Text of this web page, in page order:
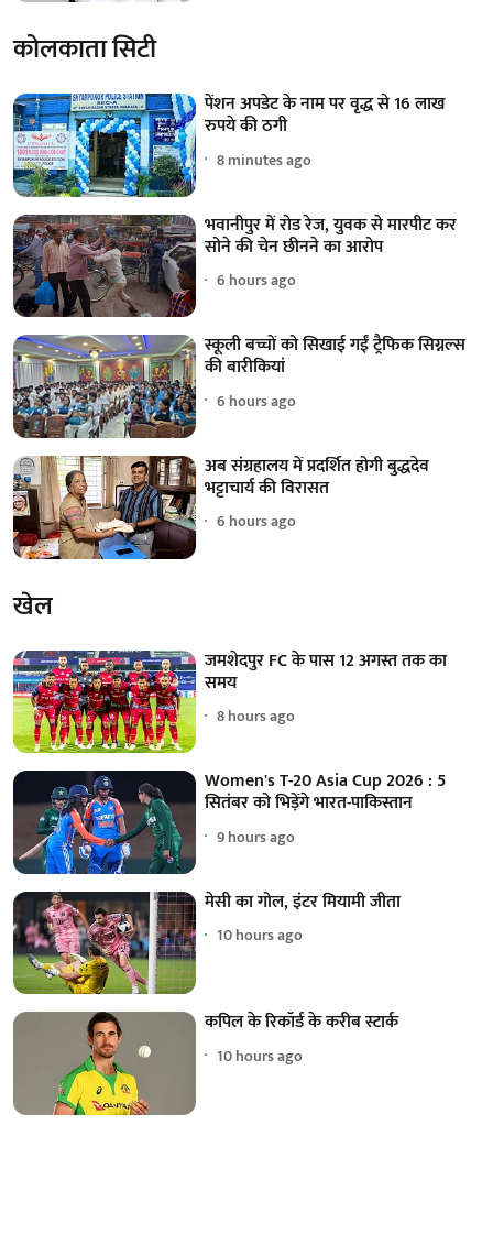
कोलकाता सिटी
पेंशन अपडेट के नाम पर वृद्ध से 16 लाख
रुपये की ठगी
8 minutes ago
भवानीपुर में रोड रेज, युवक से मारपीट कर
सोने की चेन छीनने का आरोप
6 hours ago
स्कूली बच्चों को सिखाई गईं ट्रैफिक सिग्नल्स
की बारीकियां
6 hours ago
अब संग्रहालय में प्रदर्शित होगी बुद्धदेव
भट्टाचार्य की विरासत
6 hours ago
खेल
जमशेदपुर FC के पास 12 अगस्त तक का
समय
8 hours ago
Women's T-20 Asia Cup 2026 : 5
सितंबर को भिड़ेंगे भारत-पाकिस्तान
9 hours ago
मेसी का गोल, इंटर मियामी जीता
10 hours ago
कपिल के रिकॉर्ड के करीब स्टार्क
10 hours ago